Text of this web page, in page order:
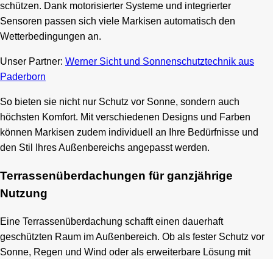
schützen. Dank motorisierter Systeme und integrierter
Sensoren passen sich viele Markisen automatisch den
Wetterbedingungen an.
Unser Partner: Werner Sicht und Sonnenschutztechnik aus
Paderborn
So bieten sie nicht nur Schutz vor Sonne, sondern auch
höchsten Komfort. Mit verschiedenen Designs und Farben
können Markisen zudem individuell an Ihre Bedürfnisse und
den Stil Ihres Außenbereichs angepasst werden.
Terrassenüberdachungen für ganzjährige
Nutzung
Eine Terrassenüberdachung schafft einen dauerhaft
geschützten Raum im Außenbereich. Ob als fester Schutz vor
Sonne, Regen und Wind oder als erweiterbare Lösung mit